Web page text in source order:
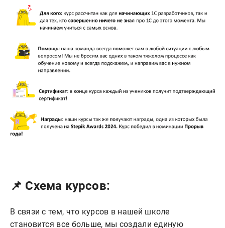
📌 Схема курсов:
В связи с тем, что курсов в нашей школе
становится все больше, мы создали единую